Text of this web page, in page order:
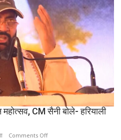
हरियाणा
की
खुशहाली
के
लिए
हरकी
रवाना
दूसरी
CM सैनी बोले- हरियाली
Comments Offon